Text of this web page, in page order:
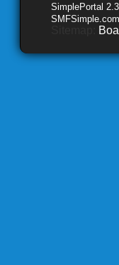
SimplePortal